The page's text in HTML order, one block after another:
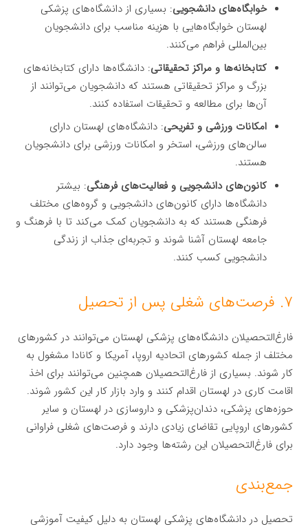
خوابگاه‌های دانشجویی: بسیاری از دانشگاه‌های پزشکی
لهستان خوابگاه‌هایی با هزینه مناسب برای دانشجویان
بین‌المللی فراهم می‌کنند.
کتابخانه‌ها و مراکز تحقیقاتی: دانشگاه‌ها دارای کتابخانه‌های
بزرگ و مراکز تحقیقاتی هستند که دانشجویان می‌توانند از
آن‌ها برای مطالعه و تحقیقات استفاده کنند.
امکانات ورزشی و تفریحی: دانشگاه‌های لهستان دارای
سالن‌های ورزشی، استخر و امکانات ورزشی برای دانشجویان
هستند.
کانون‌های دانشجویی و فعالیت‌های فرهنگی: بیشتر
دانشگاه‌ها دارای کانون‌های دانشجویی و گروه‌های مختلف
فرهنگی هستند که به دانشجویان کمک می‌کند تا با فرهنگ و
جامعه لهستان آشنا شوند و تجربه‌ای جذاب از زندگی
دانشجویی کسب کنند.
۷. فرصت‌های شغلی پس از تحصیل
فارغ‌التحصیلان دانشگاه‌های پزشکی لهستان می‌توانند در کشورهای
مختلف از جمله کشورهای اتحادیه اروپا، آمریکا و کانادا مشغول به
کار شوند. بسیاری از فارغ‌التحصیلان همچنین می‌توانند برای اخذ
اقامت کاری در لهستان اقدام کنند و وارد بازار کار این کشور شوند.
حوزه‌های پزشکی، دندان‌پزشکی و داروسازی در لهستان و سایر
کشورهای اروپایی تقاضای زیادی دارند و فرصت‌های شغلی فراوانی
برای فارغ‌التحصیلان این رشته‌ها وجود دارد.
جمع‌بندی
تحصیل در دانشگاه‌های پزشکی لهستان به دلیل کیفیت آموزشی